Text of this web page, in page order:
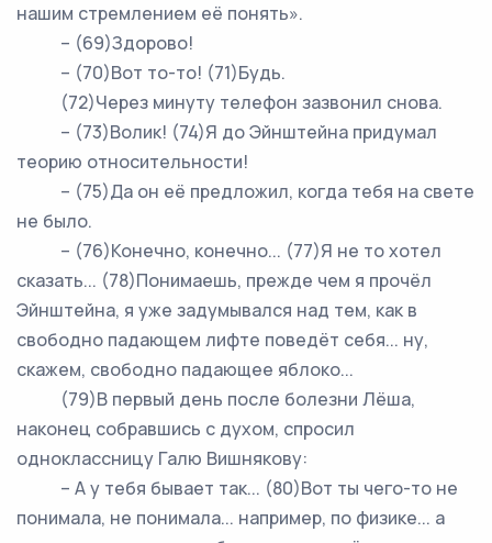
нашим стремлением её понять».
– (69)Здорово!
– (70)Вот то-то! (71)Будь.
(72)Через минуту телефон зазвонил снова.
– (73)Волик! (74)Я до Эйнштейна придумал
теорию относительности!
– (75)Да он её предложил, когда тебя на свете
не было.
– (76)Конечно, конечно... (77)Я не то хотел
сказать... (78)Понимаешь, прежде чем я прочёл
Эйнштейна, я уже задумывался над тем, как в
свободно падающем лифте поведёт себя... ну,
скажем, свободно падающее яблоко...
(79)В первый день после болезни Лёша,
наконец собравшись с духом, спросил
одноклассницу Галю Вишнякову:
– А у тебя бывает так... (80)Вот ты чего-то не
понимала, не понимала... например, по физике... а